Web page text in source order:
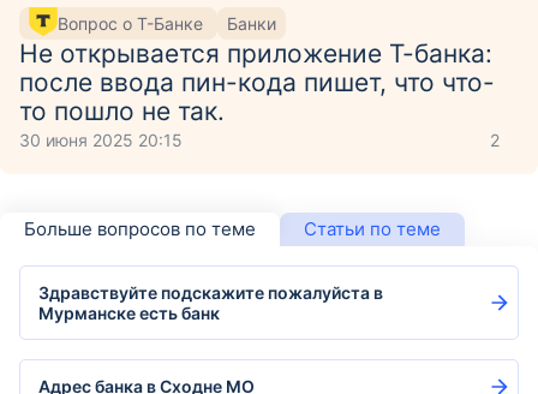
Вопрос о Т-Банке Банки
Не открывается приложение Т-банка:
после ввода пин-кода пишет, что что-
то пошло не так.
30 июня 2025 20:15 2
Больше вопросов по теме Статьи по теме
Здравствуйте подскажите пожалуйста в
Мурманске есть банк
Адрес банка в Сходне МО